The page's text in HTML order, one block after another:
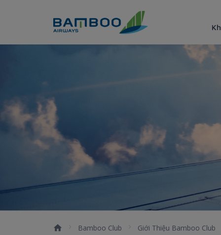
Ưu đãi các hạng thẻ
Bamboo Club Giới Thiệu Bamboo Club